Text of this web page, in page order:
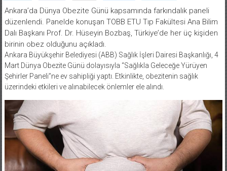
Ankara’da Dünya Obezite Günü kapsamında farkındalık paneli
düzenlendi. Panelde konuşan TOBB ETU Tıp Fakültesi Ana Bilim
Dalı Başkanı Prof. Dr. Hüseyin Bozbaş, Türkiye’de her üç kişiden
birinin obez olduğunu açıkladı.
Ankara Büyükşehir Belediyesi (ABB) Sağlık İşleri Dairesi Başkanlığı, 4
Mart Dünya Obezite Günü dolayısıyla “Sağlıkla Geleceğe Yürüyen
Şehirler Paneli”ne ev sahipliği yaptı. Etkinlikte, obezitenin sağlık
üzerindeki etkileri ve alınabilecek önlemler ele alındı.